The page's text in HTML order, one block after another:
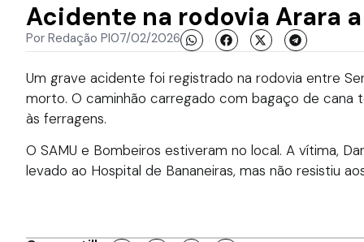
Acidente na rodovia Arara
Por Redação PI07/02/2026
Um grave acidente foi registrado na rodovia entre
morto. O caminhão carregado com bagaço de cana
às ferragens.
O SAMU e Bombeiros estiveram no local. A vítima,
levado ao Hospital de Bananeiras, mas não resistiu